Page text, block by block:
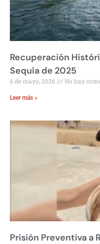
Recuperación
Sequía de 2025
6 de mayo, 2026 No hay
Leer más »
Prisión Preventiva a